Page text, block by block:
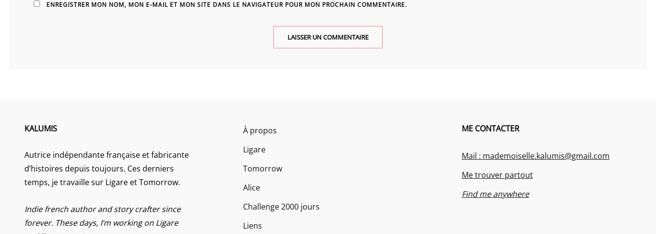
ENREGISTRER MON NOM, MON E-MAIL ET MON SITE DANS LE NAVIGATEUR POUR MON PROCHAIN COMMENTAIRE.
KALUMIS
Autrice indépendante française et fabricante
d’histoires depuis toujours. Ces derniers
temps, je travaille sur Ligare et Tomorrow.
Indie french author and story crafter since
forever. These days, I’m working on Ligare
À propos
Ligare
Tomorrow
Alice
Challenge 2000 jours
Liens
ME CONTACTER
Mail : mademoiselle.kalumis@gmail.com
Me trouver partout
Find me anywhere